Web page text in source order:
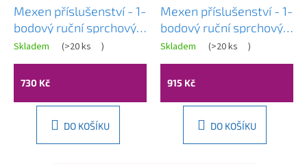
Mexen příslušenství - 1-
bodový ruční sprchový
set R-70, chrom,
785706051-00
Skladem (>20 ks )
730 Kč
DO KOŠÍKU
Mexen příslušenství - 1-
bodový ruční sprchový
set R-70,
bílá,785706051-20
Průměrné
hodnocení
5,0
Skladem (>20 ks )
915 Kč
DO KOŠÍKU